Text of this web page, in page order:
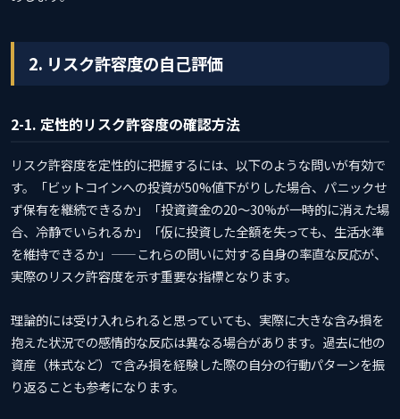
2. リスク許容度の自己評価
2-1. 定性的リスク許容度の確認方法
リスク許容度を定性的に把握するには、以下のような問いが有効で
す。「ビットコインへの投資が50%値下がりした場合、パニックせ
ず保有を継続できるか」「投資資金の20〜30%が一時的に消えた場
合、冷静でいられるか」「仮に投資した全額を失っても、生活水準
を維持できるか」——これらの問いに対する自身の率直な反応が、
実際のリスク許容度を示す重要な指標となります。
理論的には受け入れられると思っていても、実際に大きな含み損を
抱えた状況での感情的な反応は異なる場合があります。過去に他の
資産（株式など）で含み損を経験した際の自分の行動パターンを振
り返ることも参考になります。